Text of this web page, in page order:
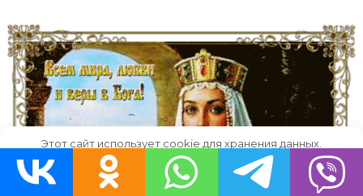
Этот сайт использует cookie для хранения данных.
Продолжая использовать сайт, Вы даете свое согласие на
работу с этими файлами.
OK